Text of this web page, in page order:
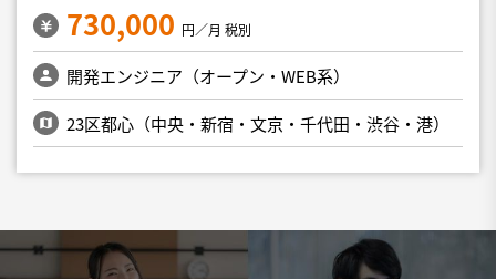
730,000 円／月 税別
開発エンジニア（オープン・WEB系）
23区都心（中央・新宿・文京・千代田・渋谷・港）